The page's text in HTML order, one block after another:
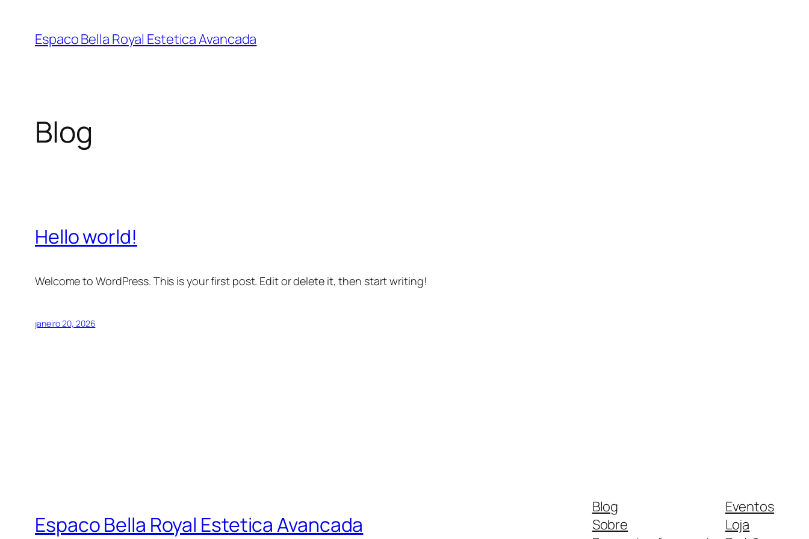
Espaco Bella Royal Estetica Avancada
Blog
Hello world!
Welcome to WordPress. This is your first post. Edit or delete it, then start writing!
janeiro 20, 2026
Espaco Bella Royal Estetica Avancada
Blog
Sobre
Eventos
Loja